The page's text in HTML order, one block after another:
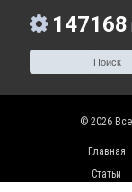
147168
© 2026
Главная
Статьи